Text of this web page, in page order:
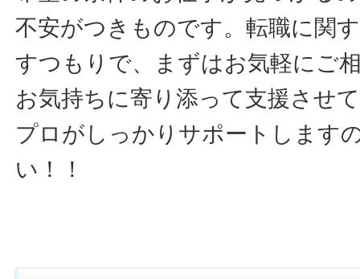
不安がつきものです。転職に関
すつもりで、まずはお気軽にご
お気持ちに寄り添って支援させ
プロがしっかりサポートします
い！！